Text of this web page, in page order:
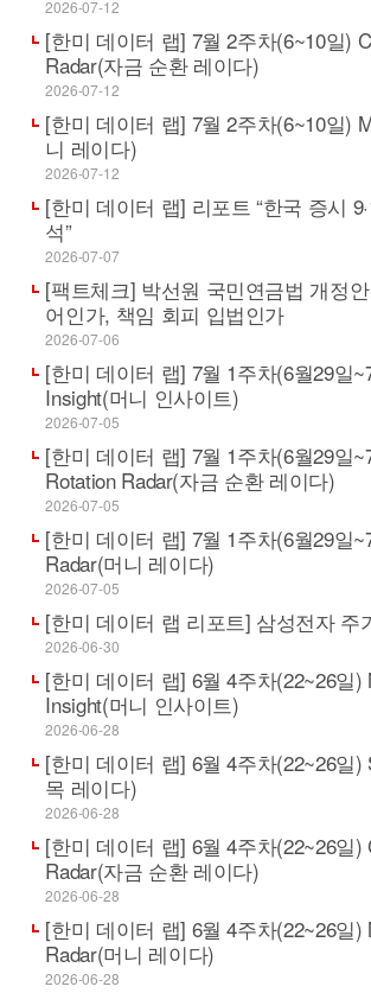
2026-07-12
[한미 데이터 랩] 7월 2주차(6~10일)
Radar(자금 순환 레이다)
2026-07-12
[한미 데이터 랩] 7월 2주차(6~10일)
니 레이다)
2026-07-12
[한미 데이터 랩] 리포트 “한국 증시
석”
2026-07-07
[팩트체크] 박선원 국민연금법 개정
어인가, 책임 회피 입법인가
2026-07-06
[한미 데이터 랩] 7월 1주차(6월29일
Insight(머니 인사이트)
2026-07-05
[한미 데이터 랩] 7월 1주차(6월29일
Rotation Radar(자금 순환 레이다)
2026-07-05
[한미 데이터 랩] 7월 1주차(6월29일
Radar(머니 레이다)
2026-07-05
[한미 데이터 랩 리포트] 삼성전자 주
2026-06-30
[한미 데이터 랩] 6월 4주차(22~26일)
Insight(머니 인사이트)
2026-06-28
[한미 데이터 랩] 6월 4주차(22~26일)
목 레이다)
2026-06-28
[한미 데이터 랩] 6월 4주차(22~26일)
Radar(자금 순환 레이다)
2026-06-28
[한미 데이터 랩] 6월 4주차(22~26일)
Radar(머니 레이다)
2026-06-28